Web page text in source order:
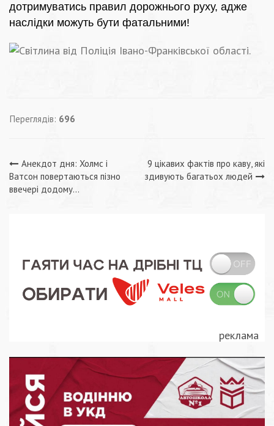
дотримуватись правил дорожнього руху, адже
наслідки можуть бути фатальними!
Переглядів: 696
Навігація
записів
Анекдот дня: Холмс і
Ватсон повертаються пізно
ввечері додому…
9 цікавих фактів про каву, які
здивують багатьох людей